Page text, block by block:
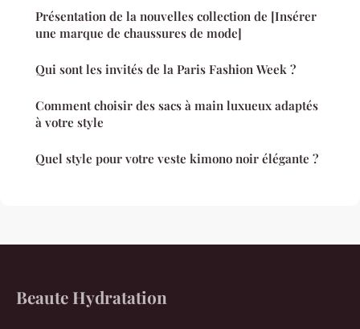
Présentation de la nouvelles collection de [Insérer
une marque de chaussures de mode]
Qui sont les invités de la Paris Fashion Week ?
Comment choisir des sacs à main luxueux adaptés
à votre style
Quel style pour votre veste kimono noir élégante ?
Beaute Hydratation